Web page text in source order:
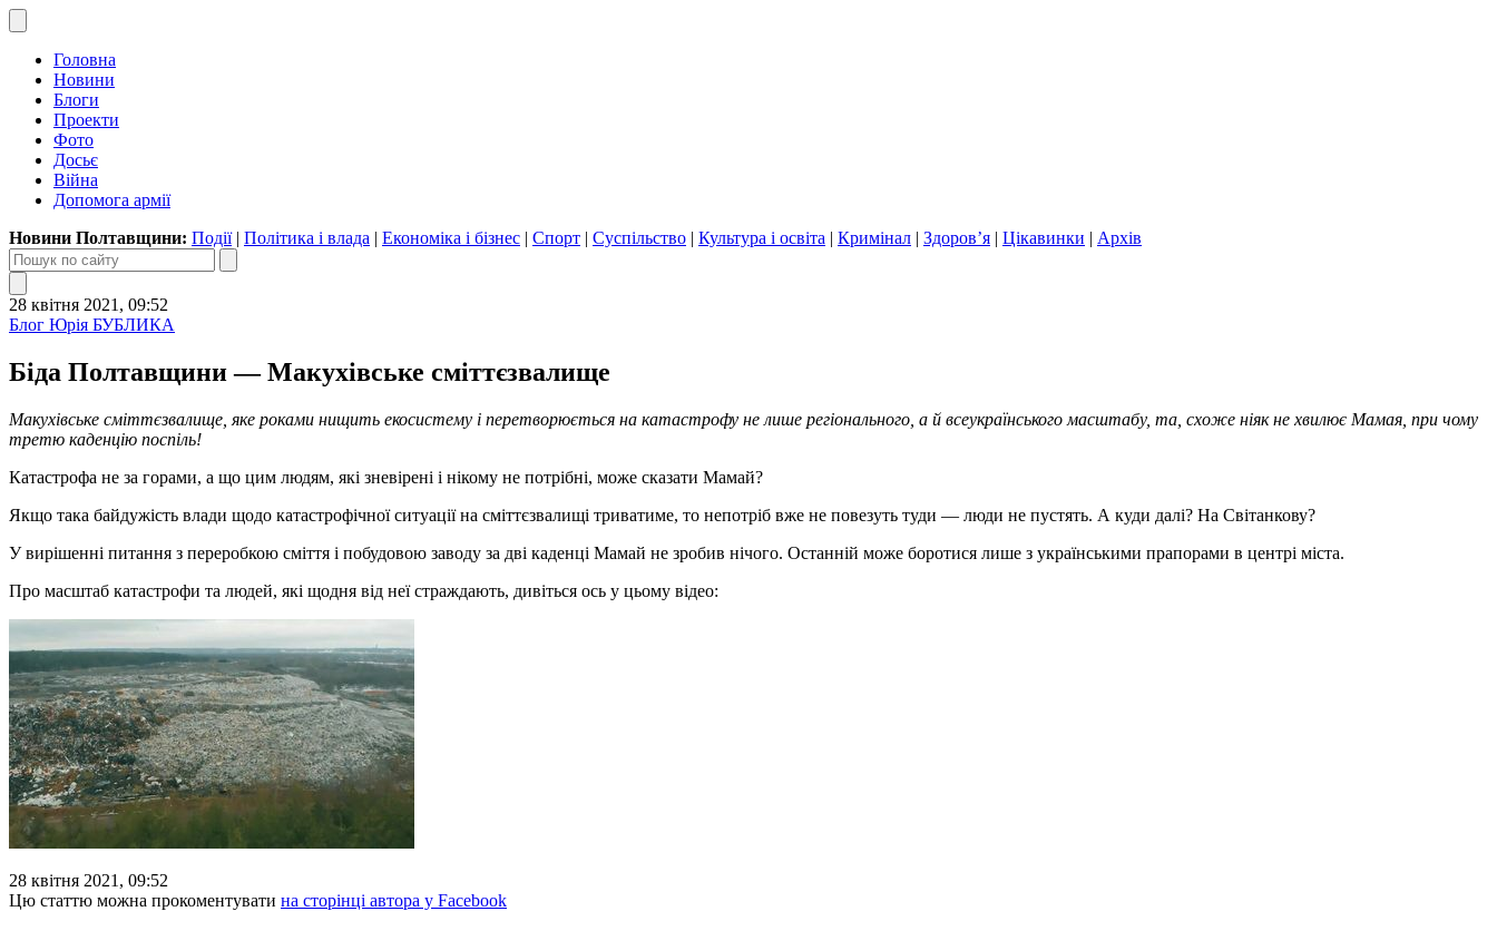
Головна
Новини
Блоги
Проекти
Фото
Досьє
Війна
Допомога армії
Новини Полтавщини: Події| Політика і влада | Економіка і бізнес | Спорт | Суспільство | Культура і освіта | Кримінал | Здоров’я | Цікавинки | Архів
28 квітня 2021, 09:52
Блог Юрія БУБЛИКА
Біда Полтавщини — Макухівське сміттєзвалище
Макухівське сміттєзвалище, яке роками нищить екосистему і перетворюється на катастрофу не лише регіонального, а й всеукраїнського масштабу, та, схоже ніяк не хвилює Мамая, при чому
третю каденцію поспіль!
Катастрофа не за горами, а що цим людям, які зневірені і нікому не потрібні, може сказати Мамай?
Якщо така байдужість влади щодо катастрофічної ситуації на сміттєзвалищі триватиме, то непотріб вже не повезуть туди — люди не пустять. А куди далі? На Світанкову?
У вирішенні питання з переробкою сміття і побудовою заводу за дві каденці Мамай не зробив нічого. Останній може боротися лише з українськими прапорами в центрі міста.
Про масштаб катастрофи та людей, які щодня від неї страждають, дивіться ось у цьому відео:
28 квітня 2021, 09:52
Цю статтю можна прокоментувати на сторінці автора у Facebook